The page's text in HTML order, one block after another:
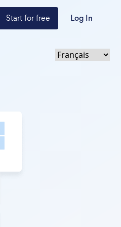
Start for free Log In